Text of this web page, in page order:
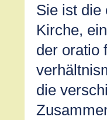
Sie ist die
Kirche,
der oratio
die